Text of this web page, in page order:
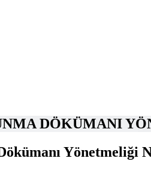
DÖKÜMANI
Yönetmeliği